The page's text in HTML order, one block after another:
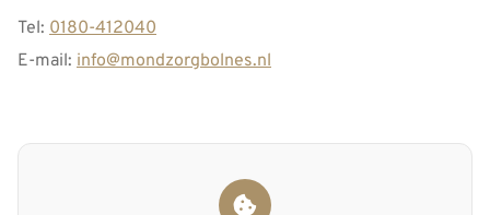
Tel: 0180-412040
E-mail: info@mondzorgbolnes.nl